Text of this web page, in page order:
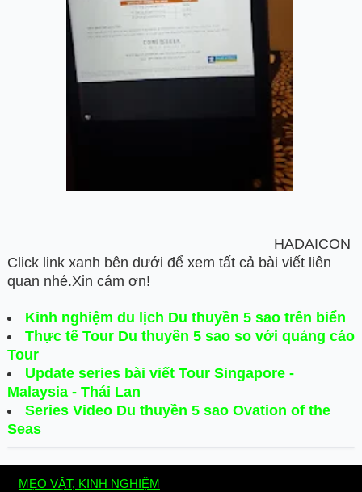
HADAICON
Click link xanh bên dưới để xem tất cả bài viết liên
quan nhé.Xin cảm ơn!
Kinh nghiệm du lịch Du thuyền 5 sao trên biển
Thực tế Tour Du thuyền 5 sao so với quảng cáo
Tour
Update series bài viết Tour Singapore -
Malaysia - Thái Lan
Series Video Du thuyền 5 sao Ovation of the
Seas
MẸO VẶT, KINH NGHIỆM